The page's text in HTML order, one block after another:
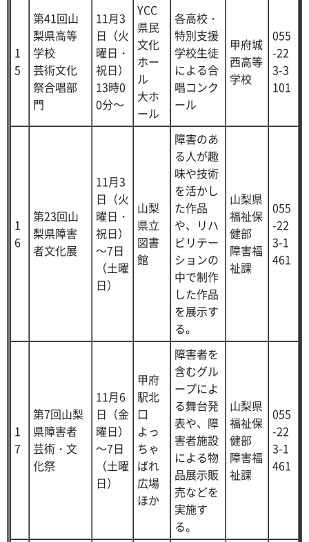
1
5
第41回山
梨県高等
学校
芸術文化
祭合唱部
門
11月3
日（火
曜日・
祝日）
13時0
0分～
YCC
県民
文化
ホー
ル
大ホ
ール
各高校・
特別支援
学校生徒
による合
唱コンク
ール
甲府城
西高等
学校
055
-22
3-3
101
1
6
第23回山
梨県障害
者文化展
11月3
日（火
曜日・
祝日）
～7日
（土曜
日）
山梨
県立
図書
館
障害のあ
る人が趣
味や技術
を活かし
た作品
や、リハ
ビリテー
ションの
中で制作
した作品
を展示す
る。
山梨県
福祉保
健部
障害福
祉課
055
-22
3-1
461
1
7
第7回山梨
県障害者
芸術・文
化祭
11月6
日（金
曜日）
～7日
（土曜
日）
甲府
駅北
口
よっ
ちゃ
ばれ
広場
ほか
障害者を
含むグル
ープによ
る舞台発
表や、障
害者施設
による物
品展示販
売などを
実施す
る。
山梨県
福祉保
健部
障害福
祉課
055
-22
3-1
461